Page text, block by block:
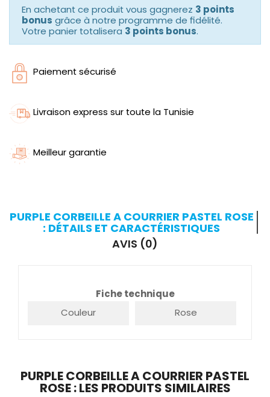
En achetant ce produit vous gagnerez 3 points
bonus grâce à notre programme de fidélité.
Votre panier totalisera 3 points bonus.
Paiement sécurisé
Livraison express sur toute la Tunisie
Meilleur garantie
PURPLE CORBEILLE A COURRIER PASTEL ROSE
: DÉTAILS ET CARACTÉRISTIQUES
AVIS (0)
Fiche technique
Couleur
Rose
PURPLE CORBEILLE A COURRIER PASTEL
ROSE : LES PRODUITS SIMILAIRES